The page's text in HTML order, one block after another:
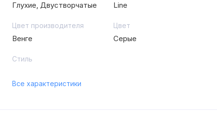
Глухие, Двустворчатые Line
Цвет производителя
Венге
Цвет
Серые
Стиль
Все характеристики